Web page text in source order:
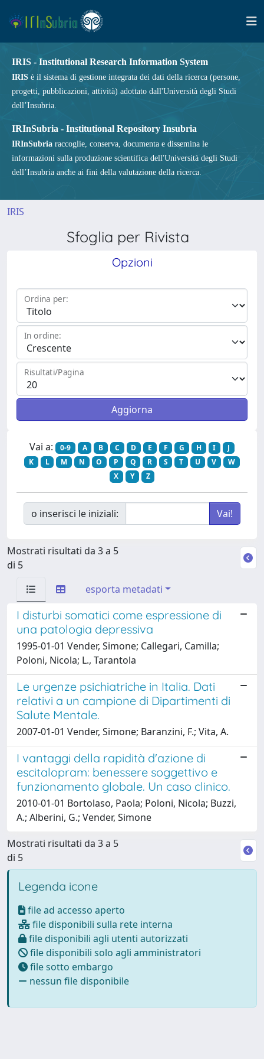
IRIS - Institutional Research Information System
IRIS è il sistema di gestione integrata dei dati della ricerca (persone,
progetti, pubblicazioni, attività) adottato dall'Università degli Studi
dell’Insubria.
IRInSubria - Institutional Repository Insubria
IRInSubria raccoglie, conserva, documenta e dissemina le
informazioni sulla produzione scientifica dell'Università degli Studi
dell’Insubria anche ai fini della valutazione della ricerca.
IRIS
Sfoglia per Rivista
Opzioni
Ordina per:
In ordine:
Risultati/Pagina
Vai a: 0-9 A B C D E F G H I
J
K
L M N O P Q R S T U V
W
X
Y Z
o inserisci le iniziali:
Mostrati risultati da 3 a 5
di 5
esporta metadati
I disturbi somatici come espressione di
una patologia depressiva
1995-01-01 Vender, Simone; Callegari, Camilla;
Poloni, Nicola; L., Tarantola
Le urgenze psichiatriche in Italia. Dati
relativi a un campione di Dipartimenti di
Salute Mentale.
2007-01-01 Vender, Simone; Baranzini, F.; Vita, A.
I vantaggi della rapidità d'azione di
escitalopram: benessere soggettivo e
funzionamento globale. Un caso clinico.
2010-01-01 Bortolaso, Paola; Poloni, Nicola; Buzzi,
A.; Alberini, G.; Vender, Simone
Mostrati risultati da 3 a 5
di 5
Legenda icone
file ad accesso aperto
file disponibili sulla rete interna
file disponibili agli utenti autorizzati
file disponibili solo agli amministratori
file sotto embargo
nessun file disponibile